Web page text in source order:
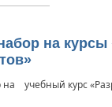
на курсы
учебный курс